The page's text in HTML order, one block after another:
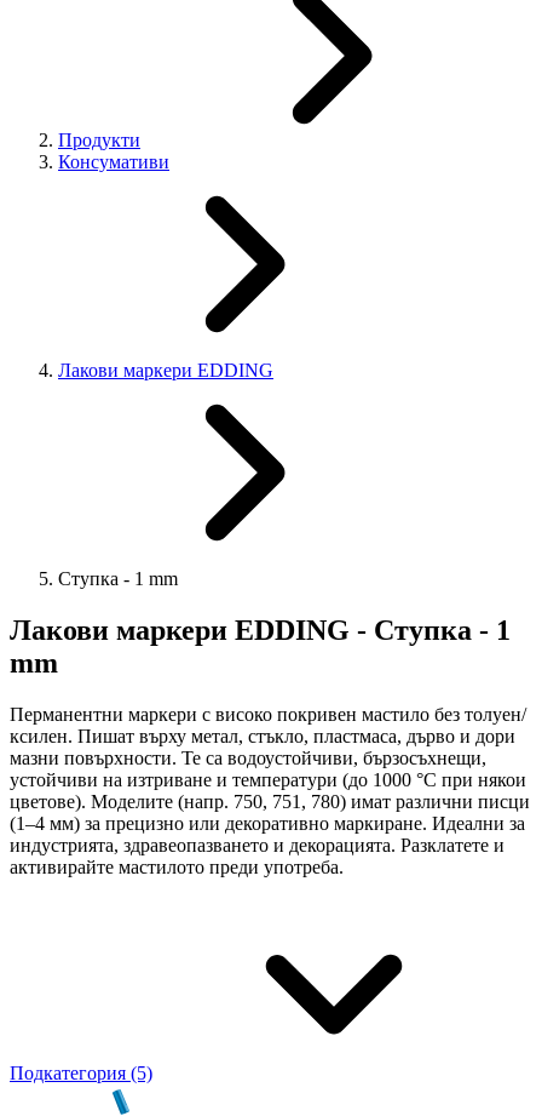
Продукти
Консумативи
Лакови маркери EDDING
Ступка - 1 mm
Лакови маркери EDDING - Ступка - 1
mm
Перманентни маркери с високо покривен мастило без толуен/
ксилен. Пишат върху метал, стъкло, пластмаса, дърво и дори
мазни повърхности. Те са водоустойчиви, бързосъхнещи,
устойчиви на изтриване и температури (до 1000 °C при някои
цветове). Моделите (напр. 750, 751, 780) имат различни писци
(1–4 мм) за прецизно или декоративно маркиране. Идеални за
индустрията, здравеопазването и декорацията. Разклатете и
активирайте мастилото преди употреба.
Подкатегория (5)